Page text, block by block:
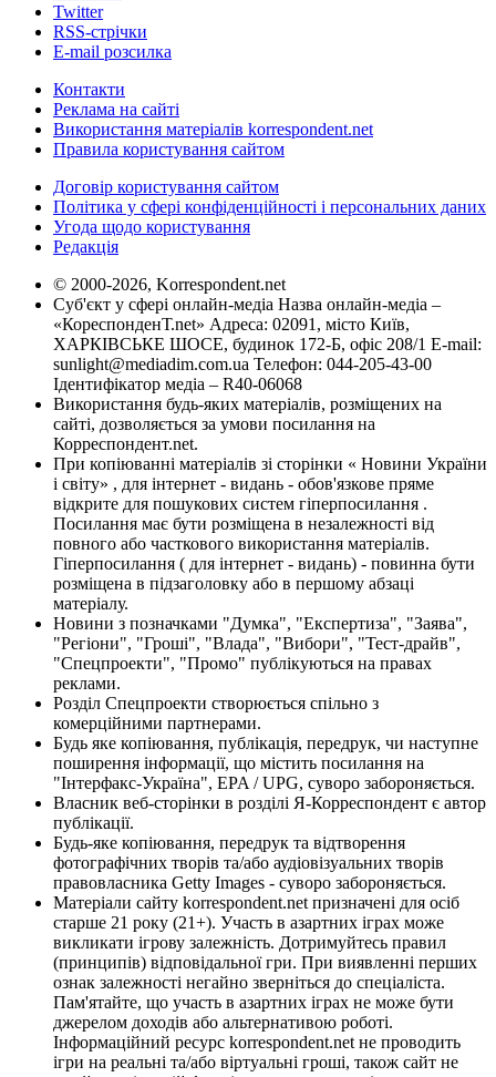
Twitter
RSS-стрічки
E-mail розсилка
Контакти
Реклама на сайті
Використання матеріалів korrespondent.net
Правила користування сайтом
Договір користування сайтом
Політика у сфері конфіденційності і персональних даних
Угода щодо користування
Редакція
© 2000-2026, Korrespondent.net
Суб'єкт у сфері онлайн-медіа Назва онлайн-медіа –
«КореспонденТ.net» Адреса: 02091, місто Київ,
ХАРКІВСЬКЕ ШОСЕ, будинок 172-Б, офіс 208/1 E-mail:
sunlight@mediadim.com.ua Телефон: 044-205-43-00
Ідентифікатор медіа – R40-06068
Використання будь-яких матеріалів, розміщених на
сайті, дозволяється за умови посилання на
Корреспондент.net.
При копіюванні матеріалів зі сторінки « Новини України
і світу» , для інтернет - видань - обов'язкове пряме
відкрите для пошукових систем гіперпосилання .
Посилання має бути розміщена в незалежності від
повного або часткового використання матеріалів.
Гіперпосилання ( для інтернет - видань) - повинна бути
розміщена в підзаголовку або в першому абзаці
матеріалу.
Новини з позначками "Думка", "Експертиза", "Заява",
"Регіони", "Гроші", "Влада", "Вибори", "Тест-драйв",
"Спецпроекти", "Промо" публікуються на правах
реклами.
Розділ Спецпроекти створюється спільно з
комерційними партнерами.
Будь яке копіювання, публікація, передрук, чи наступне
поширення інформації, що містить посилання на
"Інтерфакс-Україна", EPA / UPG, суворо забороняється.
Власник веб-сторінки в розділі Я-Корреспондент є автор
публікації.
Будь-яке копіювання, передрук та відтворення
фотографічних творів та/або аудіовізуальних творів
правовласника Getty Images - суворо забороняється.
Матеріали сайту korrespondent.net призначені для осіб
старше 21 року (21+). Участь в азартних іграх може
викликати ігрову залежність. Дотримуйтесь правил
(принципів) відповідальної гри. При виявленні перших
ознак залежності негайно зверніться до спеціаліста.
Пам'ятайте, що участь в азартних іграх не може бути
джерелом доходів або альтернативою роботі.
Інформаційний ресурс korrespondent.net не проводить
ігри на реальні та/або віртуальні гроші, також сайт не